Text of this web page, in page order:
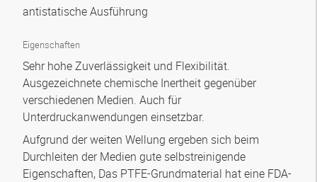
antistatische Ausführung
Eigenschaften
Sehr hohe Zuverlässigkeit und Flexibilität.
Ausgezeichnete chemische Inertheit gegenüber
verschiedenen Medien. Auch für
Unterdruckanwendungen einsetzbar.
Aufgrund der weiten Wellung ergeben sich beim
Durchleiten der Medien gute selbstreinigende
Eigenschaften, Das PTFE-Grundmaterial hat eine FDA-